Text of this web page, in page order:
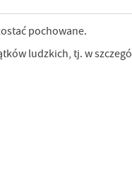
pochowane.
ludzkich, tj. w